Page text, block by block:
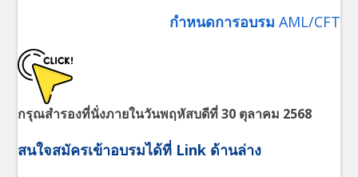
กำหนดการอบรม AML/CFT
กรุณสำรองที่นั่งภายในวันพฤหัสบดีที่ 30 ตุลาคม 2568
สนใจสมัครเข้าอบรมได้ที่ Link ด้านล่าง